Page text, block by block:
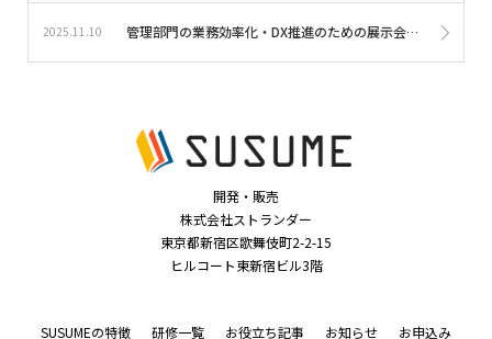
2025.11.10 管理部門の業務効率化・DX推進のための展示会『バックオフィスDXPO東京’25【秋】』に出展します｜eラーニングソリューションSUSUME・オウルキャスト
開発・販売
株式会社ストランダー
東京都新宿区歌舞伎町2-2-15
ヒルコート東新宿ビル3階
SUSUMEの特徴 研修一覧 お役立ち記事 お知らせ お申込み